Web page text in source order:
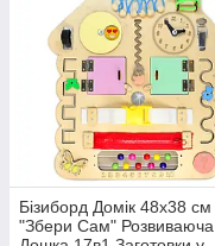
Бізиборд Домік 48x38 см
"Збери Сам" Розвиваюча